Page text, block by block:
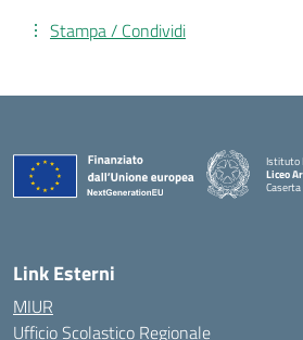
Stampa / Condividi
Istituto
Liceo
Caserta
Link Esterni
MIUR
Ufficio Scolastico Regionale